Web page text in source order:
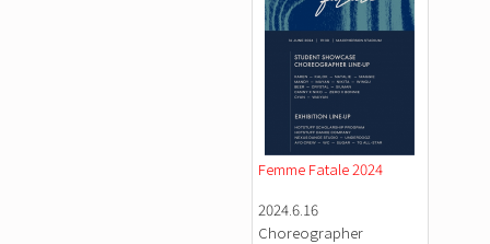
Femme Fatale 2024
2024.6.16
Choreographer